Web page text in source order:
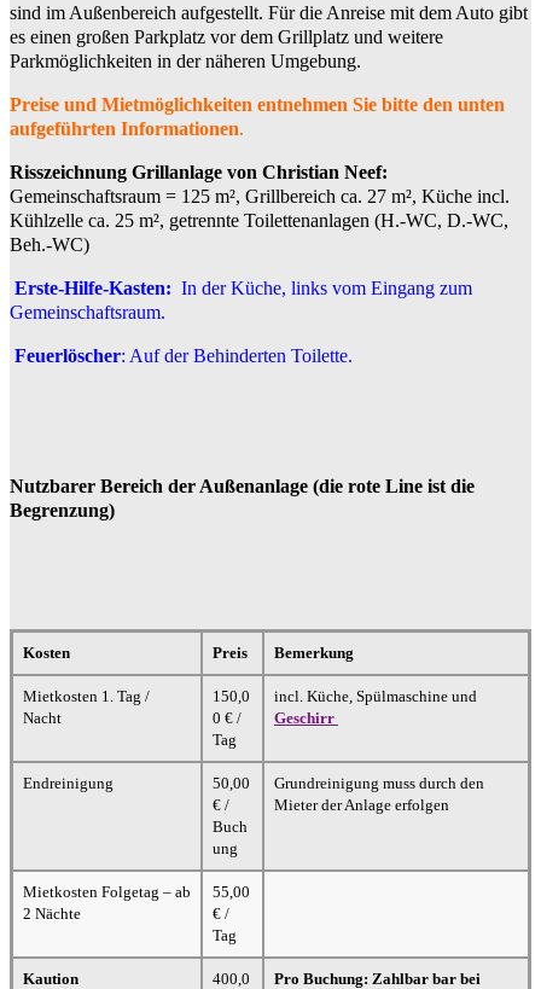
sind im Außenbereich aufgestellt. Für die Anreise mit dem Auto gibt
es einen großen Parkplatz vor dem Grillplatz und weitere
Parkmöglichkeiten in der näheren Umgebung.
Preise und Mietmöglichkeiten entnehmen Sie bitte den unten
aufgeführten Informationen.
Risszeichnung Grillanlage von Christian Neef:
Gemeinschaftsraum = 125 m², Grillbereich ca. 27 m², Küche incl.
Kühlzelle ca. 25 m², getrennte Toilettenanlagen (H.-WC, D.-WC,
Beh.-WC)
Erste-Hilfe-Kasten: In der Küche, links vom Eingang zum
Gemeinschaftsraum.
Feuerlöscher: Auf der Behinderten Toilette.
Nutzbarer Bereich der Außenanlage (die rote Line ist die
Begrenzung)
Kosten Preis Bemerkung
Mietkosten 1. Tag /
Nacht
150,0
0 € /
Tag
incl. Küche, Spülmaschine und
Geschirr
Endreinigung
50,00
€ /
Buch
ung
Grundreinigung muss durch den
Mieter der Anlage erfolgen
Mietkosten Folgetag – ab
2 Nächte
55,00
€ /
Tag
Kaution
400,0
Pro Buchung: Zahlbar bar bei